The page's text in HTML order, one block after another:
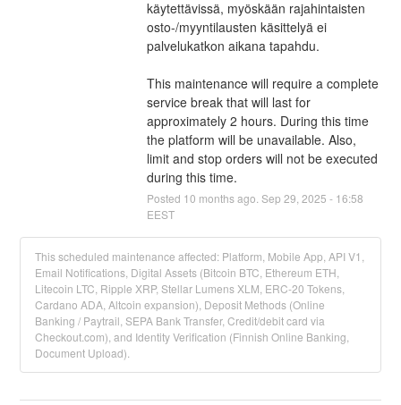
käytettävissä, myöskään rajahintaisten
osto-/myyntilausten käsittelyä ei
palvelukatkon aikana tapahdu.
This maintenance will require a complete
service break that will last for
approximately 2 hours. During this time
the platform will be unavailable. Also,
limit and stop orders will not be executed
during this time.
Posted 10 months ago. Sep 29 2025 - 16:58
EEST
This scheduled maintenance affected: Platform, Mobile App, API V1,
Email Notifications, Digital Assets (Bitcoin BTC, Ethereum ETH,
Litecoin LTC, Ripple XRP, Stellar Lumens XLM, ERC-20 Tokens,
Cardano ADA, Altcoin expansion), Deposit Methods (Online
Banking / Paytrail, SEPA Bank Transfer, Credit/debit card via
Checkout.com), and Identity Verification (Finnish Online Banking,
Document Upload).